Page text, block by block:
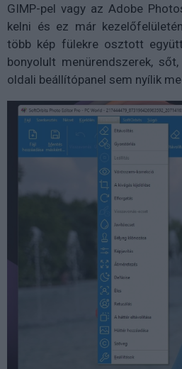
GIMP-pel vagy az Adobe
kelni és ez már
több kép fülekre osztott
bonyolult menürendszerek,
oldali beállítópanel sem nyílik